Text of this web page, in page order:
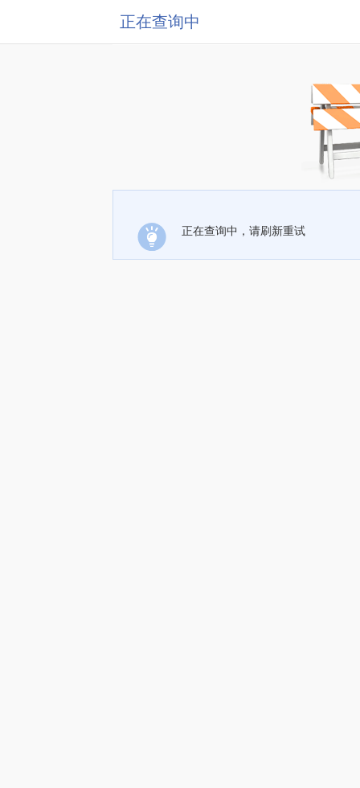
正在查询中
正在查询中，请刷新重试